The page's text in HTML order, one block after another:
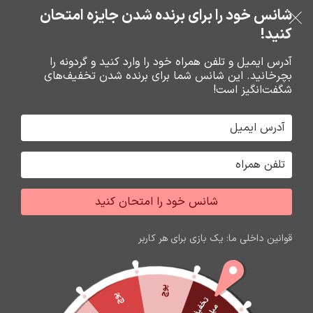
خرید قسطی با ترب‌پی
عبور به ناوبری
رفتن به محتوای اصلی
0 ریال
خانه باتري گوشي،سکه اي،ريموت و پاوربانک باتري
فروشگاه نوین تراشه گنجی
پوچ
پوچ
شانس خود را برای برنده شدن جایزه امتحان
کنید!
آدرس ایمیل و تلفن همراه خود را وارد کنید و گردونه را
بچرخانید. این شانس شما برای برنده شدن تخفیف‌های
شگفت‌انگیز است!
شانس خود را امتحان کنید
قوانین داخلی ما: یک بازی برای هر کاربر